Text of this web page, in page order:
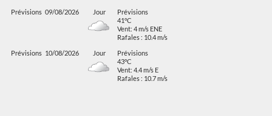
Prévisions 09/08/2026 Jour
Prévisions
41°C
Vent: 4 m/s ENE
Rafales : 10.4 m/s
Prévisions 10/08/2026 Jour
Prévisions
43°C
Vent: 4.4 m/s E
Rafales : 10.7 m/s